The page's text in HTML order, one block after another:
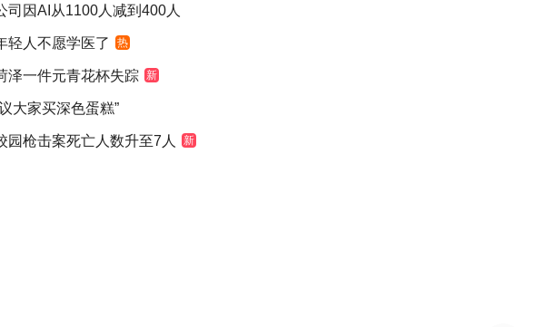
司因AI从1100人减到400人
轻人不愿学医了 热
泽一件元青花杯失踪 新
大家买深色蛋糕”
园枪击案死亡人数升至7人 新